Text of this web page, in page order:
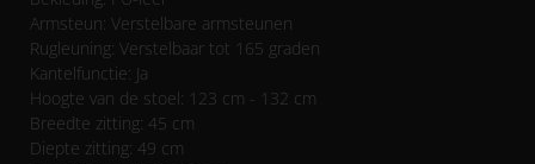
Armsteun: Verstelbare armsteunen
Rugleuning: Verstelbaar tot 165 graden
Kantelfunctie: Ja
Hoogte van de stoel: 123 cm - 132 cm
Breedte zitting: 45 cm
Diepte zitting: 49 cm